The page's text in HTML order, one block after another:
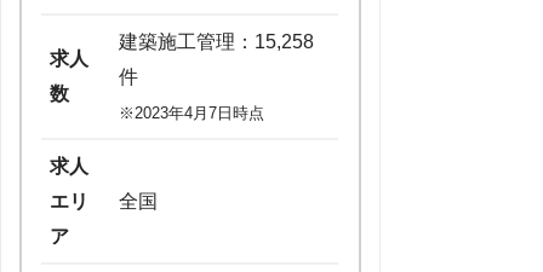
求人
数
建築施工管理：15,258
件
※2023年4月7日時点
求人
エリ
ア
全国